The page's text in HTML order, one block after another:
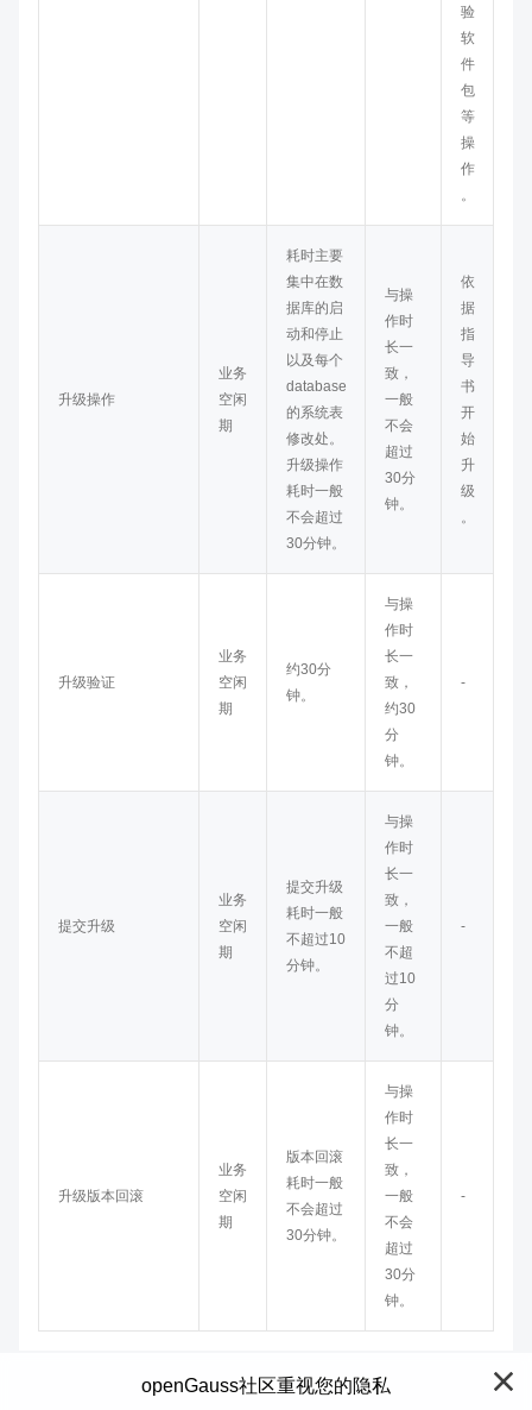
验
软
件
包
等
操
作
。
升级操作
业务
空闲
期
耗时主要
集中在数
据库的启
动和停止
以及每个
database
的系统表
修改处。
升级操作
耗时一般
不会超过
30分钟。
与操
作时
长一
致，
一般
不会
超过
30分
钟。
依
据
指
导
书
开
始
升
级
。
升级验证
业务
空闲
期
约30分
钟。
与操
作时
长一
致，
约30
分
钟。
-
提交升级
业务
空闲
期
提交升级
耗时一般
不超过10
分钟。
与操
作时
长一
致，
一般
不超
过10
分
钟。
-
升级版本回滚
业务
空闲
期
版本回滚
耗时一般
不会超过
30分钟。
与操
作时
长一
致，
一般
不会
超过
30分
钟。
-
openGauss社区重视您的隐私